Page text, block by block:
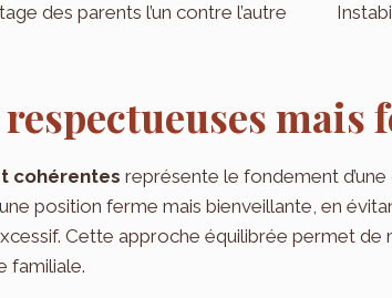
des parents l’un contre l’autre
mais
cohérentes représente le fondement
position ferme mais bienveillante, en
Cette approche équilibrée permet de
familiale.